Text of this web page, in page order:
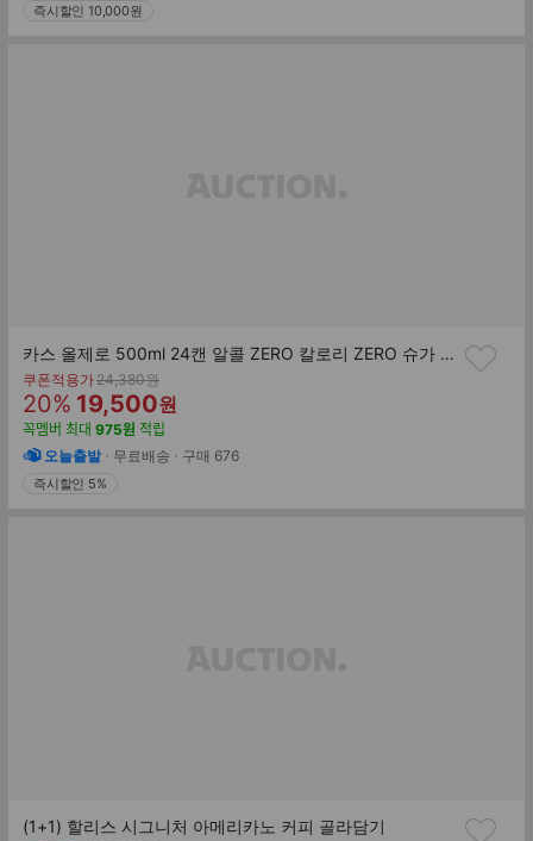
즉시할인 10,000원
카스 올제로 500ml 24캔 알콜 ZERO 칼로리 ZERO 슈가 ZERO 글루테 ZERO 신제품 출시
쿠폰적용가기
존
가
24,380원
할
인
률
20% 판
매
가
19,500원
꼭멤버 최대 975원 적립
오늘출발
무료배송 구매 676
즉시할인 5%
(1+1) 할리스 시그니처 아메리카노 커피 골라담기